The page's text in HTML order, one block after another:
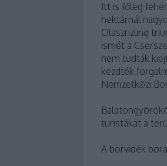
Itt is főleg
hektárnál
Olaszrizling
ismét a
nem tudták
kezdték
Nemzetközi
turistákat a
A borvidék